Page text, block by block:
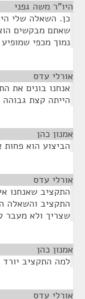
היו"ר משה גפני
כן. השאלה שלי
שאתם מבקשים
נמוך מכפי
אורלי עדס
אנחנו בונים את
הייתה קצת גבוהה
אמנון כהן
הביצוע הוא
אורלי עדס
התקציב שאנחנו
התקציב והשאלה
שצריך ולא מעבר
אמנון כהן
למה התקציב יורד ב-
אורלי עדס